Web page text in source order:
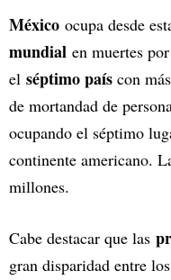
México ocupa desde
mundial en muertes
el séptimo país con
de mortandad de
ocupando el séptimo
continente americano.
millones.
Cabe destacar que las
gran disparidad entre